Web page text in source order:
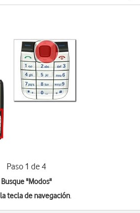
Paso 1 de 4
Busque "Modos"
la tecla de navegación.